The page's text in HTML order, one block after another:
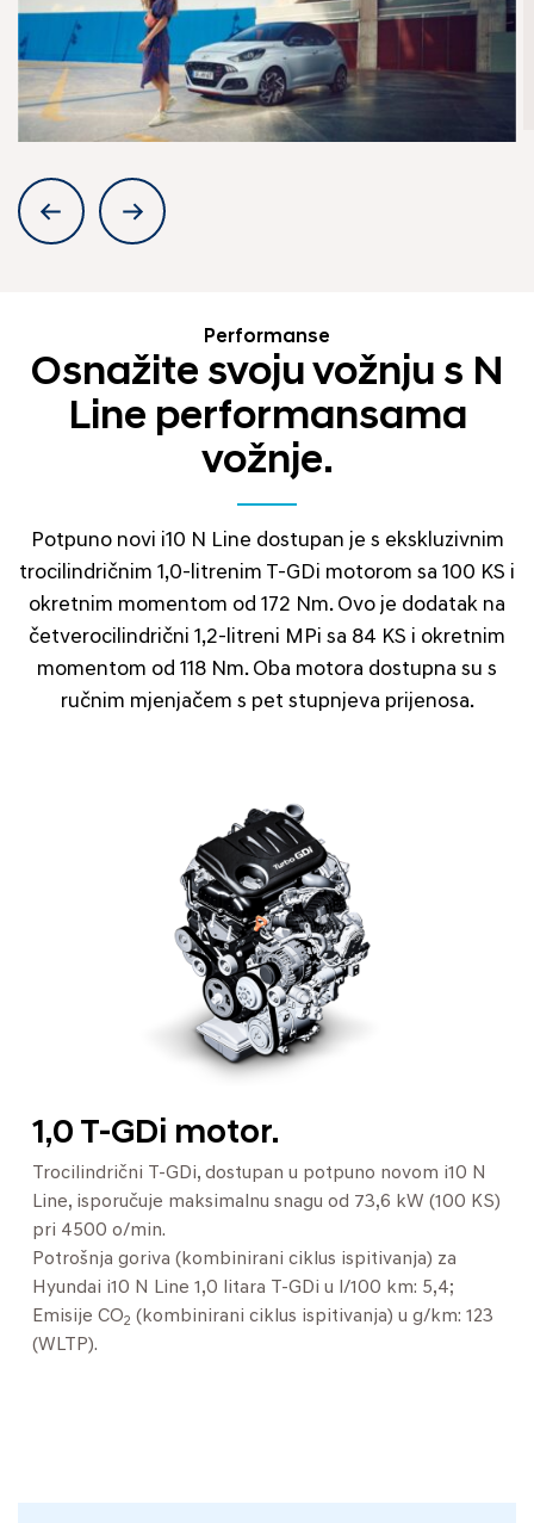
Performanse
Osnažite svoju vožnju s N
Line performansama
vožnje.
Potpuno novi i10 N Line dostupan je s ekskluzivnim
trocilindričnim 1,0-litrenim T-GDi motorom sa 100 KS i
okretnim momentom od 172 Nm. Ovo je dodatak na
četverocilindrični 1,2-litreni MPi sa 84 KS i okretnim
momentom od 118 Nm. Oba motora dostupna su s
ručnim mjenjačem s pet stupnjeva prijenosa.
1,0 T-GDi motor.
Trocilindrični T-GDi, dostupan u potpuno novom i10 N
Line, isporučuje maksimalnu snagu od 73,6 kW (100 KS)
pri 4500 o/min.
Potrošnja goriva (kombinirani ciklus ispitivanja) za
Hyundai i10 N Line 1,0 litara T-GDi u l/100 km: 5,4;
Emisije CO2 (kombinirani ciklus ispitivanja) u g/km: 123
(WLTP).